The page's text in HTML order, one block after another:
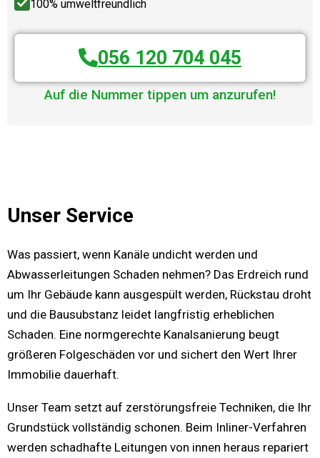
100% umweltfreundlich
056 120 704 045
Auf die Nummer tippen um anzurufen!
Unser Service
Was passiert, wenn Kanäle undicht werden und
Abwasserleitungen Schaden nehmen? Das Erdreich rund
um Ihr Gebäude kann ausgespült werden, Rückstau droht
und die Bausubstanz leidet langfristig erheblichen
Schaden. Eine normgerechte Kanalsanierung beugt
größeren Folgeschäden vor und sichert den Wert Ihrer
Immobilie dauerhaft.
Unser Team setzt auf zerstörungsfreie Techniken, die Ihr
Grundstück vollständig schonen. Beim Inliner-Verfahren
werden schadhafte Leitungen von innen heraus repariert